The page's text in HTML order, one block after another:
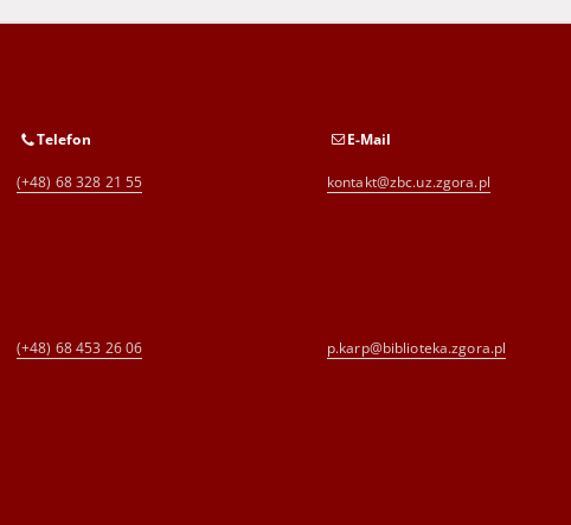
Telefon
(+48) 68 328 21 55
E-Mail
kontakt@zbc.uz.zgora.pl
(+48) 68 453 26 06 p.karp@biblioteka.zgora.pl